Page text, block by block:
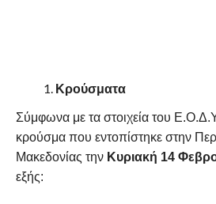
Κρούσματα
Σύμφωνα με τα στοιχεία του
κρούσμα που εντοπίστηκε στην
Μακεδονίας την Κυριακή 14
εξής: